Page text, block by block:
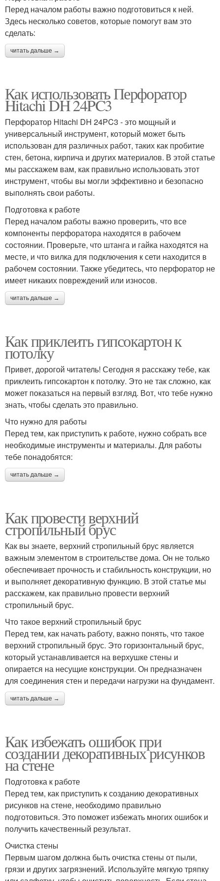
Перед началом работы важно подготовиться к ней.
Здесь несколько советов, которые помогут вам это
сделать:
читать дальше →
Как использовать Перфоратор
Hitachi DH 24PC3
Перфоратор Hitachi DH 24PC3 - это мощный и
универсальный инструмент, который может быть
использован для различных работ, таких как пробитие
стен, бетона, кирпича и других материалов. В этой статье
мы расскажем вам, как правильно использовать этот
инструмент, чтобы вы могли эффективно и безопасно
выполнять свои работы.
Подготовка к работе
Перед началом работы важно проверить, что все
компоненты перфоратора находятся в рабочем
состоянии. Проверьте, что штанга и гайка находятся на
месте, и что вилка для подключения к сети находится в
рабочем состоянии. Также убедитесь, что перфоратор не
имеет никаких повреждений или износов.
читать дальше →
Как приклеить гипсокартон к
потолку
Привет, дорогой читатель! Сегодня я расскажу тебе, как
приклеить гипсокартон к потолку. Это не так сложно, как
может показаться на первый взгляд. Вот, что тебе нужно
знать, чтобы сделать это правильно.
Что нужно для работы
Перед тем, как приступить к работе, нужно собрать все
необходимые инструменты и материалы. Для работы
тебе понадобятся:
читать дальше →
Как провести верхний
стропильный брус
Как вы знаете, верхний стропильный брус является
важным элементом в строительстве дома. Он не только
обеспечивает прочность и стабильность конструкции, но
и выполняет декоративную функцию. В этой статье мы
расскажем, как правильно провести верхний
стропильный брус.
Что такое верхний стропильный брус
Перед тем, как начать работу, важно понять, что такое
верхний стропильный брус. Это горизонтальный брус,
который устанавливается на верхушке стены и
опирается на несущие конструкции. Он предназначен
для соединения стен и передачи нагрузки на фундамент.
читать дальше →
Как избежать ошибок при
создании декоративных рисунков
на стене
Подготовка к работе
Перед тем, как приступить к созданию декоративных
рисунков на стене, необходимо правильно
подготовиться. Это поможет избежать многих ошибок и
получить качественный результат.
Очистка стены
Первым шагом должна быть очистка стены от пыли,
грязи и других загрязнений. Используйте мягкую тряпку